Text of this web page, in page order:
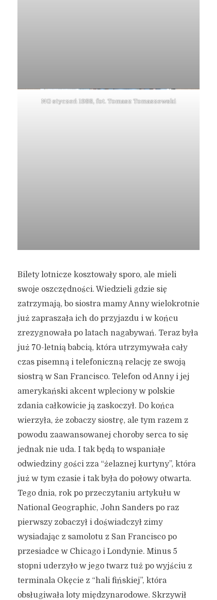
NG styczeń 1988, fot. Tomasz Tomaszewski
Bilety lotnicze kosztowały sporo, ale mieli
swoje oszczędności. Wiedzieli gdzie się
zatrzymają, bo siostra mamy Anny wielokrotnie
już zapraszała ich do przyjazdu i w końcu
zrezygnowała po latach nagabywań. Teraz była
już 70-letnią babcią, która utrzymywała cały
czas pisemną i telefoniczną relację ze swoją
siostrą w San Francisco. Telefon od Anny i jej
amerykański akcent wpleciony w polskie
zdania całkowicie ją zaskoczył. Do końca
wierzyła, że zobaczy siostrę, ale tym razem z
powodu zaawansowanej choroby serca to się
jednak nie uda. I tak będą to wspaniałe
odwiedziny gości zza “żelaznej kurtyny”, która
już w tym czasie i tak była do połowy otwarta.
Tego dnia, rok po przeczytaniu artykułu w
National Geographic, John Sanders po raz
pierwszy zobaczył i doświadczył zimy
wysiadając z samolotu z San Francisco po
przesiadce w Chicago i Londynie. Minus 5
stopni uderzyło w jego twarz tuż po wyjściu z
terminala Okęcie z “hali fińskiej”, która
obsługiwała loty międzynarodowe. Skrzywił